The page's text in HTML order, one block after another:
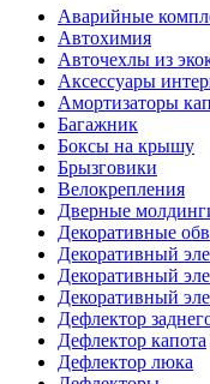
Аварийные
Автохимия
Авточехлы из
Аксессуары
Амортизаторы
Багажник
Боксы на крышу
Брызговики
Велокрепления
Дверные
Декоративные
Декоративный
Декоративный
Декоративный
Дефлектор
Дефлектор капота
Дефлектор люка